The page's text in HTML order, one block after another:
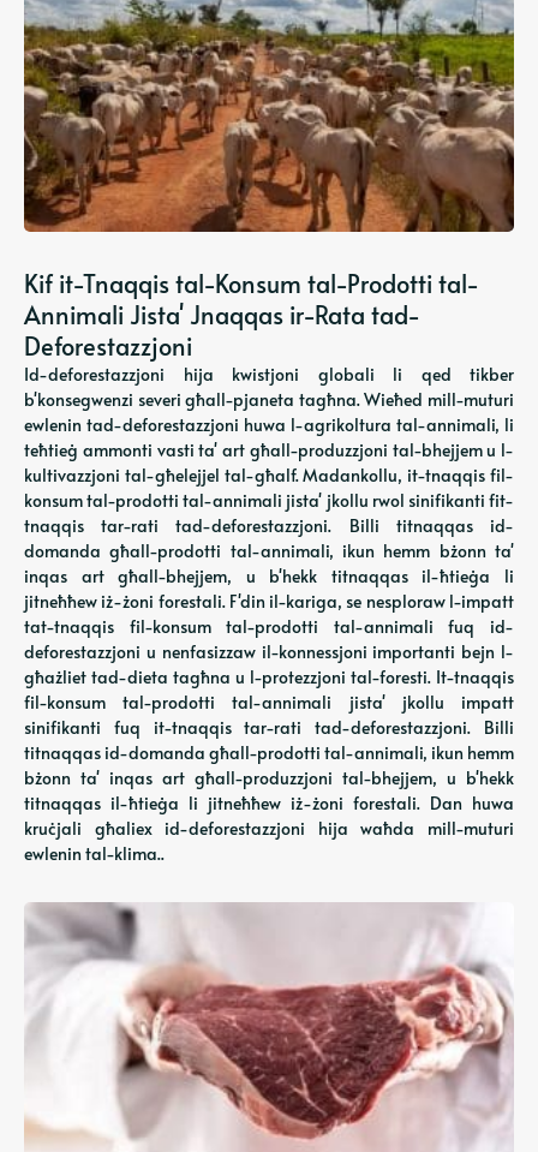
Kif it-Tnaqqis tal-Konsum tal-Prodotti tal-
Annimali Jista' Jnaqqas ir-Rata tad-
Deforestazzjoni
Id-deforestazzjoni hija kwistjoni globali li qed tikber
b'konsegwenzi severi għall-pjaneta tagħna. Wieħed mill-muturi
ewlenin tad-deforestazzjoni huwa l-agrikoltura tal-annimali, li
teħtieġ ammonti vasti ta' art għall-produzzjoni tal-bhejjem u l-
kultivazzjoni tal-għelejjel tal-għalf. Madankollu, it-tnaqqis fil-
konsum tal-prodotti tal-annimali jista' jkollu rwol sinifikanti fit-
tnaqqis tar-rati tad-deforestazzjoni. Billi titnaqqas id-
domanda għall-prodotti tal-annimali, ikun hemm bżonn ta'
inqas art għall-bhejjem, u b'hekk titnaqqas il-ħtieġa li
jitneħħew iż-żoni forestali. F'din il-kariga, se nesploraw l-impatt
tat-tnaqqis fil-konsum tal-prodotti tal-annimali fuq id-
deforestazzjoni u nenfasizzaw il-konnessjoni importanti bejn l-
għażliet tad-dieta tagħna u l-protezzjoni tal-foresti. It-tnaqqis
fil-konsum tal-prodotti tal-annimali jista' jkollu impatt
sinifikanti fuq it-tnaqqis tar-rati tad-deforestazzjoni. Billi
titnaqqas id-domanda għall-prodotti tal-annimali, ikun hemm
bżonn ta' inqas art għall-produzzjoni tal-bhejjem, u b'hekk
titnaqqas il-ħtieġa li jitneħħew iż-żoni forestali. Dan huwa
kruċjali għaliex id-deforestazzjoni hija waħda mill-muturi
ewlenin tal-klima..